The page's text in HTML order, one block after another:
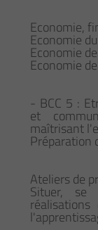
Economie,
Economie
Economie
Economie
- BCC 5 :
et
maîtrisant
Préparation
Ateliers de
Situer, se